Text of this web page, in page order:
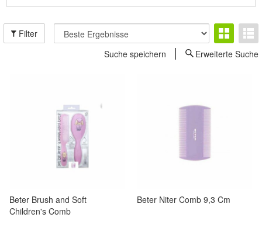
Filter
Suche speichern
Erweiterte Suche
Beter Brush and Soft
Children's Comb
Beter Niter Comb 9,3 Cm